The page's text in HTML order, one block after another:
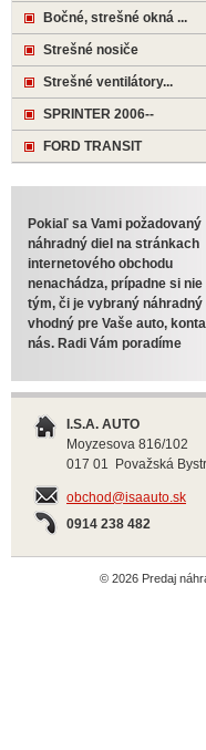
Bočné, strešné okná ...
Strešné nosiče
Strešné ventilátory...
SPRINTER 2006--
FORD TRANSIT
Pokiaľ sa Vami požadovaný
náhradný diel na stránkach
internetového obchodu
nenachádza, prípadne si
tým, či je vybraný náhradný
vhodný pre Vaše auto,
nás. Radi Vám poradíme
I.S.A. AUTO
Moyzesova 816/102
017 01 Považská
obchod@isaauto.sk
0914 238 482
© 2026 Predaj